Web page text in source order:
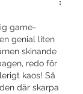
game-
genial liten
skinande
redo för
kaos! Så
där skarpa